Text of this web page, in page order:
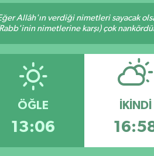
Allâh'ın verdiği nimetleri sayacak
nimetlerine karşı) çok
ÖĞLE
13:06
İKINDI